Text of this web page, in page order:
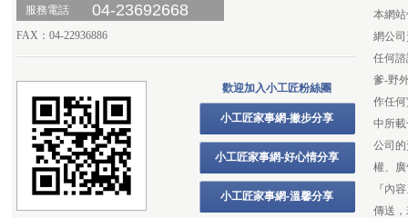
服務電話
04-23692668
FAX：04-22936886
歡迎加入小工匠粉絲團
小工匠家事網-撇步分享
小工匠家事網-好心情分享
小工匠家事網-溫馨分享
本網
網公
任何
爹-野
作任
中所
公司
權、
『內
傳送